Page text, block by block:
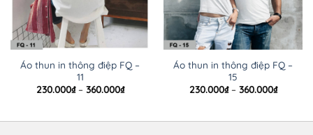
Áo thun in thông điệp FQ –
11
230.000₫ – 360.000₫Khoảng
đến
Áo thun in thông điệp FQ –
15
230.000₫ – 360.000₫Khoảng
đến